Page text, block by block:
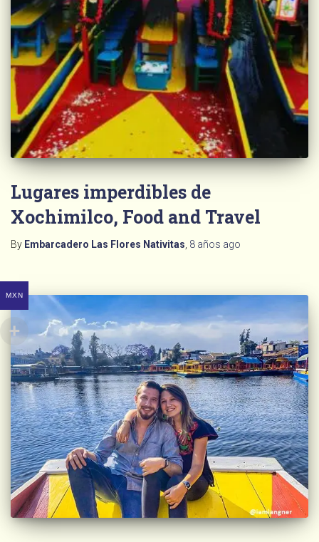
Lugares imperdibles de
Xochimilco, Food and Travel
By Embarcadero Las Flores Nativitas 8 años ago
MXN